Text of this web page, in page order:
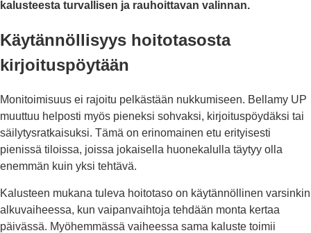
kalusteesta turvallisen ja rauhoittavan valinnan.
Käytännöllisyys hoitotasosta
kirjoituspöytään
Monitoimisuus ei rajoitu pelkästään nukkumiseen. Bellamy UP
muuttuu helposti myös pieneksi sohvaksi, kirjoituspöydäksi tai
säilytysratkaisuksi. Tämä on erinomainen etu erityisesti
pienissä tiloissa, joissa jokaisella huonekalulla täytyy olla
enemmän kuin yksi tehtävä.
Kalusteen mukana tuleva hoitotaso on käytännöllinen varsinkin
alkuvaiheessa, kun vaipanvaihtoja tehdään monta kertaa
päivässä. Myöhemmässä vaiheessa sama kaluste toimii